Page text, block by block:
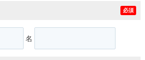
必須
名